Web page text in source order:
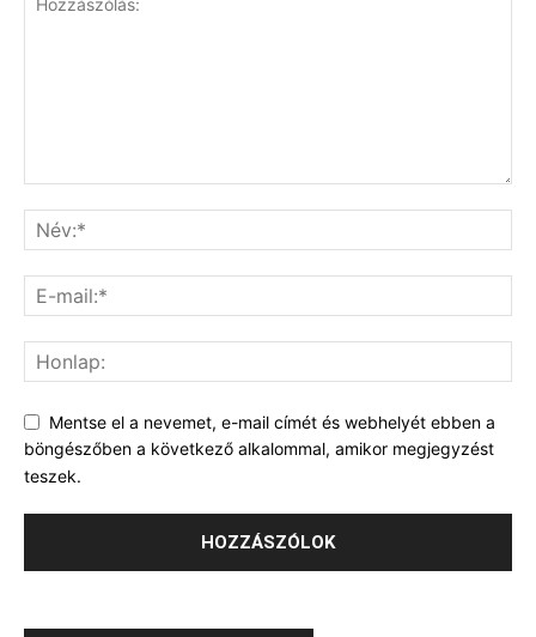
Mentse el a nevemet, e-mail címét és webhelyét ebben a
böngészőben a következő alkalommal, amikor megjegyzést
teszek.